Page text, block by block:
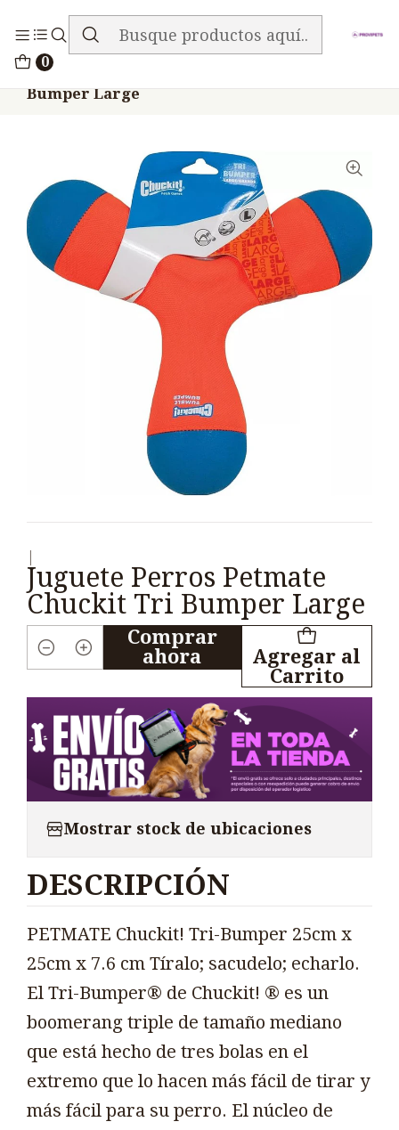
0
ENVIO GRATIS EN TODA LA TIENDA
Bumper Large
Juguete Perros Petmate
Chuckit Tri Bumper Large
Cantidad
Agregar al
Carrito
Comprar
ahora
Mostrar stock de ubicaciones
DESCRIPCIÓN
PETMATE Chuckit! Tri-Bumper 25cm x
25cm x 7.6 cm Tíralo; sacudelo; echarlo.
El Tri-Bumper® de Chuckit! ® es un
boomerang triple de tamaño mediano
que está hecho de tres bolas en el
extremo que lo hacen más fácil de tirar y
más fácil para su perro. El núcleo de